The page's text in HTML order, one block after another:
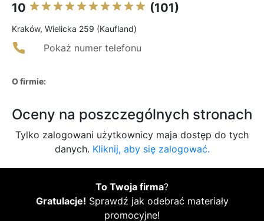
10 (101)
Kraków, Wielicka 259 (Kaufland)
Pokaż numer telefonu
O firmie:
Oceny na poszczególnych stronach
Tylko zalogowani użytkownicy maja dostęp do tych
danych. Kliknij, aby się zalogować.
To Twoja firma?
Gratulacje! Sprawdź jak odebrać materiały
promocyjne!